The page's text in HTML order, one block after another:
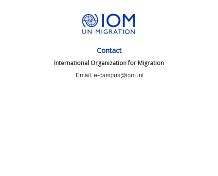
Contact
International Organization for Migration
Email: e-campus@iom.int